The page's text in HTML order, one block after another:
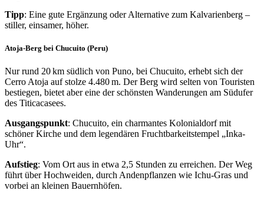
Tipp: Eine gute Ergänzung oder Alternative zum Kalvarienberg –
stiller, einsamer, höher.
Atoja-Berg bei Chucuito (Peru)
Nur rund 20 km südlich von Puno, bei Chucuito, erhebt sich der
Cerro Atoja auf stolze 4.480 m. Der Berg wird selten von Touristen
bestiegen, bietet aber eine der schönsten Wanderungen am Südufer
des Titicacasees.
Ausgangspunkt: Chucuito, ein charmantes Kolonialdorf mit
schöner Kirche und dem legendären Fruchtbarkeitstempel „Inka-
Uhr“.
Aufstieg: Vom Ort aus in etwa 2,5 Stunden zu erreichen. Der Weg
führt über Hochweiden, durch Andenpflanzen wie Ichu-Gras und
vorbei an kleinen Bauernhöfen.